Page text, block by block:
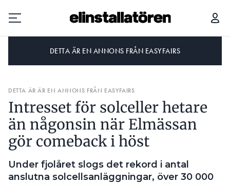
Hantera prenumeration
Lediga jobb
Annonsera
Läs E-tidningen
DETTA ÄR EN ANNONS FRÅN EASYFAIRS
DETTA ÄR ÄR EN ANNONS FRÅN EASYFAIRS
Intresset för solceller hetare
än någonsin när Elmässan
gör comeback i höst
Under fjolåret slogs det rekord i antal
anslutna solcellsanläggningar, över 30 000